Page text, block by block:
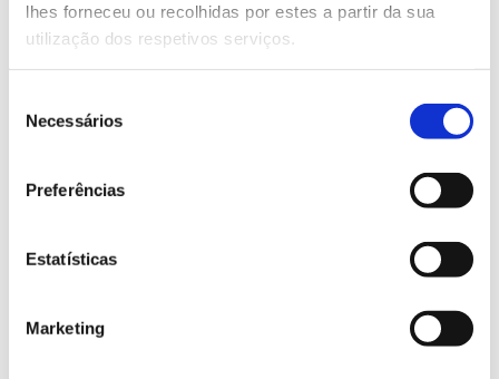
lhes forneceu ou recolhidas por estes a partir da sua
utilização dos respetivos serviços.
Necessários
Preferências
Estatísticas
Marketing
Genoma do priolo e de outras espécies em risco:
conhecer para conservar
Registar galhas de Trichi em acácia-das-espigas: